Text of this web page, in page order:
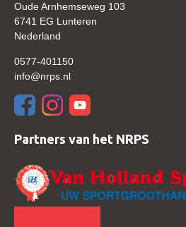
Evenementen
ACCOUNT AANMAKEN
Oude Arnhemseweg 103
6741 EG Lunteren
Nederland
0577-401150
info@nrps.nl
Partners van het NRPS